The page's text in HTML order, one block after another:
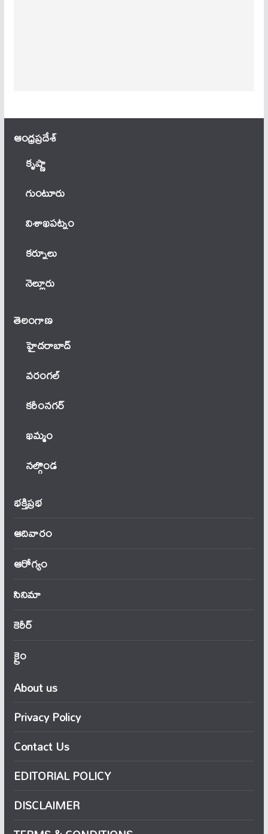
ఆంధ్ర‌ప్ర‌దేశ్
కృష్ణా
గుంటూరు
విశాఖపట్నం
కర్నూలు
నెల్లూరు
తెలంగాణ‌
హైదరాబాద్
వ‌రంగ‌ల్
కరీంనగర్
ఖ‌మ్మం
నల్గొండ
భక్తిప్రభ
ఆదివారం
ఆరోగ్యం
సినిమా
కెరీర్
క్రైం
About us
Privacy Policy
Contact Us
EDITORIAL POLICY
DISCLAIMER